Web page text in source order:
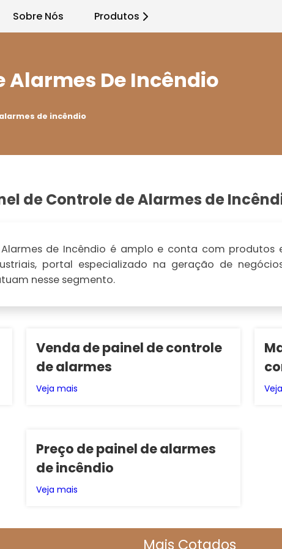
Sobre Nós Produtos
Alarmes De Incêndio
de incêndio
de Controle de Alarmes de
de Incêndio é amplo e conta com produtos
portal especializado na geração de
nesse segmento.
Venda de painel de controle
de alarmes
Veja mais
Preço de painel de alarmes
de incêndio
Veja mais
Mais Cotados